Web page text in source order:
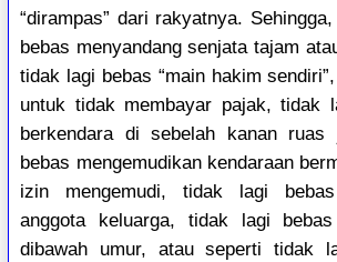
“dirampas” dari rakyatnya.
bebas menyandang senjata tajam
tidak lagi bebas “main hakim
untuk tidak membayar pajak, tidak
berkendara di sebelah kanan
bebas mengemudikan kendaraan
izin mengemudi, tidak lagi bebas
anggota keluarga, tidak lagi
dibawah umur, atau seperti tidak